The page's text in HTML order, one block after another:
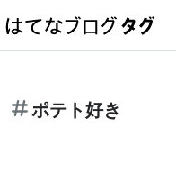
ポテト好き